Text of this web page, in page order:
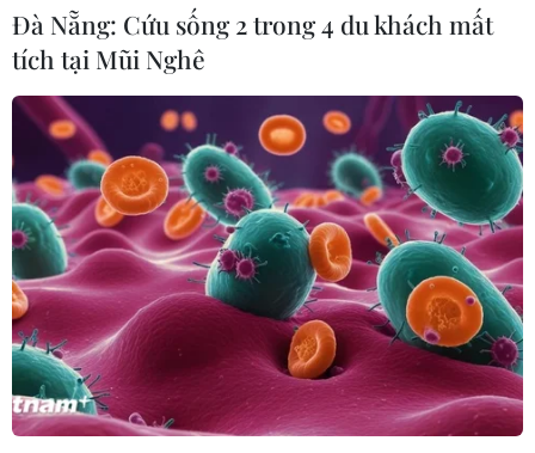
TIN CÙNG CHUYÊN MỤC
Ngành nào dẫn đầu số điểm của
Trường Đại học Khoa học Tự nhiên,
Đại học Quốc gia Hà Nội năm 2026?
09/08/2026 08:52
Hải Phòng dự kiến còn 780 trường
mầm non, tiểu học và THCS công lập
Đà Nẵng: Cứu sống 2 trong 4 du khách mất
tích tại Mũi Nghê